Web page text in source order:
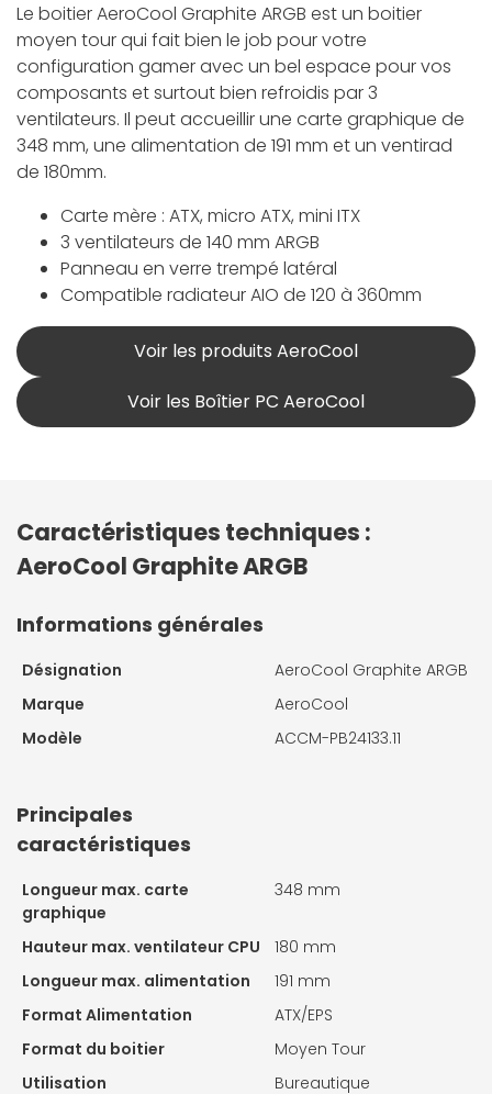
Le boitier AeroCool Graphite ARGB est un boitier
moyen tour qui fait bien le job pour votre
configuration gamer avec un bel espace pour vos
composants et surtout bien refroidis par 3
ventilateurs. Il peut accueillir une carte graphique de
348 mm, une alimentation de 191 mm et un ventirad
de 180mm.
Carte mère : ATX, micro ATX, mini ITX
3 ventilateurs de 140 mm ARGB
Panneau en verre trempé latéral
Compatible radiateur AIO de 120 à 360mm
Voir les produits AeroCool
Voir les Boîtier PC AeroCool
Caractéristiques techniques :
AeroCool Graphite ARGB
Informations générales
Désignation
AeroCool Graphite ARGB
Marque
AeroCool
Modèle
ACCM-PB24133.11
Principales
caractéristiques
Longueur max. carte
graphique
348 mm
Hauteur max. ventilateur CPU
180 mm
Longueur max. alimentation
191 mm
Format Alimentation
ATX/EPS
Format du boitier
Moyen Tour
Utilisation
Bureautique